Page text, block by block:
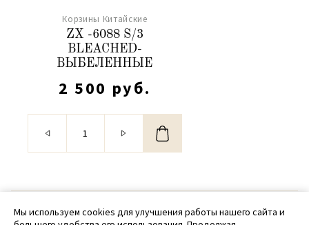
Корзины Китайские
ZX -6088 S/3
BLEACHED-
ВЫБЕЛЕННЫЕ
2 500 руб.
© 2020 - 2026 SamPack
Мы используем cookies для улучшения работы нашего сайта и